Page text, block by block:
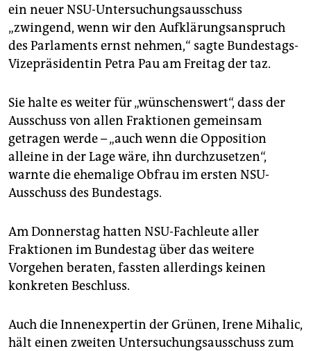
ein neuer NSU-Untersuchungsausschuss
„zwingend, wenn wir den Aufklärungsanspruch
des Parlaments ernst nehmen,“ sagte Bundestags-
Vizepräsidentin Petra Pau am Freitag der taz.
Sie halte es weiter für „wünschenswert“, dass der
Ausschuss von allen Fraktionen gemeinsam
getragen werde – „auch wenn die Opposition
alleine in der Lage wäre, ihn durchzusetzen“,
warnte die ehemalige Obfrau im ersten NSU-
Ausschuss des Bundestags.
Am Donnerstag hatten NSU-Fachleute aller
Fraktionen im Bundestag über das weitere
Vorgehen beraten, fassten allerdings keinen
konkreten Beschluss.
Auch die Innenexpertin der Grünen, Irene Mihalic,
hält einen zweiten Untersuchungsausschuss zum